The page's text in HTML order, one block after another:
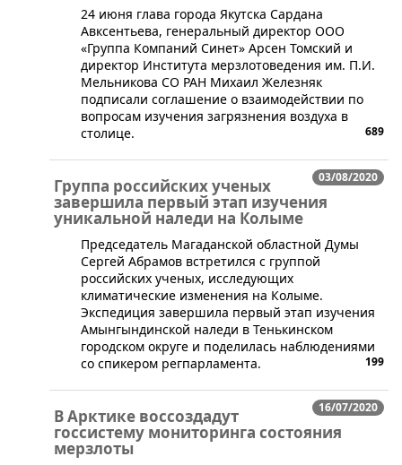
​24 июня глава города Якутска Сардана
Авксентьева, генеральный директор ООО
«Группа Компаний Синет» Арсен Томский и
директор Института мерзлотоведения им. П.И.
Мельникова СО РАН Михаил Железняк
подписали соглашение о взаимодействии по
вопросам изучения загрязнения воздуха в
столице.
689
03/08/2020
Группа российских ученых
завершила первый этап изучения
уникальной наледи на Колыме
​Председатель Магаданской областной Думы
Сергей Абрамов встретился с группой
российских ученых, исследующих
климатические изменения на Колыме.
Экспедиция завершила первый этап изучения
Амынгындинской наледи в Тенькинском
городском округе и поделилась наблюдениями
со спикером регпарламента.
199
16/07/2020
В Арктике воссоздадут
госсистему мониторинга состояния
мерзлоты